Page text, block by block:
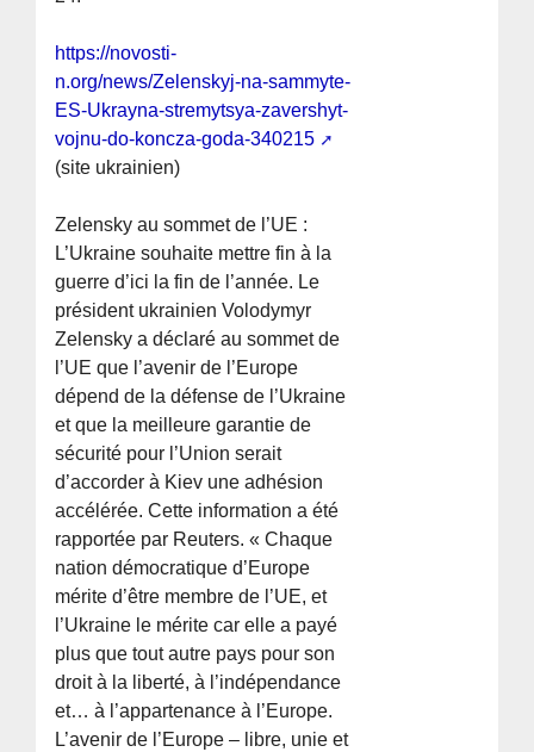
https://novosti-
n.org/news/Zelenskyj-na-sammyte-
ES-Ukrayna-stremytsya-zavershyt-
vojnu-do-koncza-goda-340215
(site ukrainien)
Zelensky au sommet de l’UE :
L’Ukraine souhaite mettre fin à la
guerre d’ici la fin de l’année. Le
président ukrainien Volodymyr
Zelensky a déclaré au sommet de
l’UE que l’avenir de l’Europe
dépend de la défense de l’Ukraine
et que la meilleure garantie de
sécurité pour l’Union serait
d’accorder à Kiev une adhésion
accélérée. Cette information a été
rapportée par Reuters. « Chaque
nation démocratique d’Europe
mérite d’être membre de l’UE, et
l’Ukraine le mérite car elle a payé
plus que tout autre pays pour son
droit à la liberté, à l’indépendance
et… à l’appartenance à l’Europe.
L’avenir de l’Europe – libre, unie et